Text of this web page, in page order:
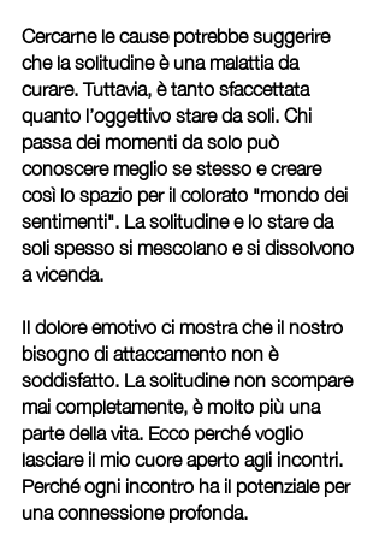
Cercarne le cause potrebbe suggerire
che la solitudine è una malattia da
curare. Tuttavia, è tanto sfaccettata
quanto l’oggettivo stare da soli. Chi
passa dei momenti da solo può
conoscere meglio se stesso e creare
così lo spazio per il colorato "mondo dei
sentimenti". La solitudine e lo stare da
soli spesso si mescolano e si dissolvono
a vicenda.
Il dolore emotivo ci mostra che il nostro
bisogno di attaccamento non è
soddisfatto. La solitudine non scompare
mai completamente, è molto più una
parte della vita. Ecco perché voglio
lasciare il mio cuore aperto agli incontri.
Perché ogni incontro ha il potenziale per
una connessione profonda.